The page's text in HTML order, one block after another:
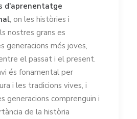
d'aprenentatge
, on les històries i
nostres grans es
generacions més joves,
el passat i el present.
és fonamental per
i les tradicions vives, i
generacions comprenguin i
de la història